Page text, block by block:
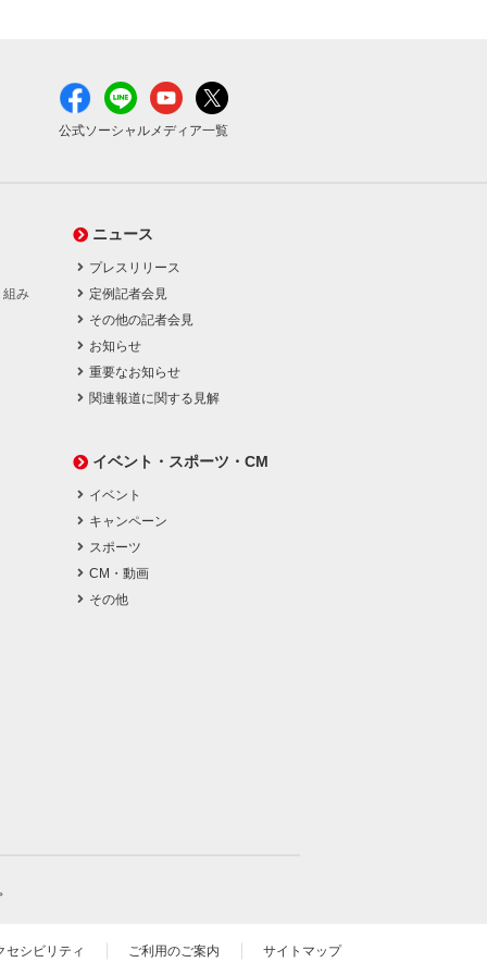
公式ソーシャルメディア一覧
組み
ニュース
プレスリリース
定例記者会見
その他の記者会見
お知らせ
重要なお知らせ
関連報道に関する見解
イベント・スポーツ・CM
イベント
キャンペーン
スポーツ
CM・動画
その他
セシビリティ ご利用のご案内 サイトマップ